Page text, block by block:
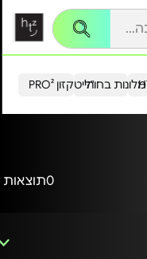
הייטקזון PRO²מלונות בחו"ל
0תוצאות